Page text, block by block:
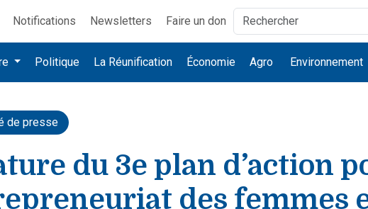
Notifications Newsletters Faire un don
Politique La Réunification Économie Agro Environnement
de presse
du 3e plan d’action
des femmes